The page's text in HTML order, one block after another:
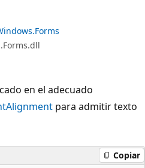
en el adecuado
para admitir texto
Copiar